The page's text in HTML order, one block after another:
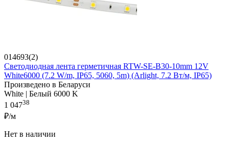
014693(2)
Светодиодная лента герметичная RTW-SE-B30-10mm 12V
White6000 (7.2 W/m, IP65, 5060, 5m) (Arlight, 7.2 Вт/м, IP65)
Произведено в Беларуси
White | Белый 6000 K
1 04738
₽/м
Нет в наличии